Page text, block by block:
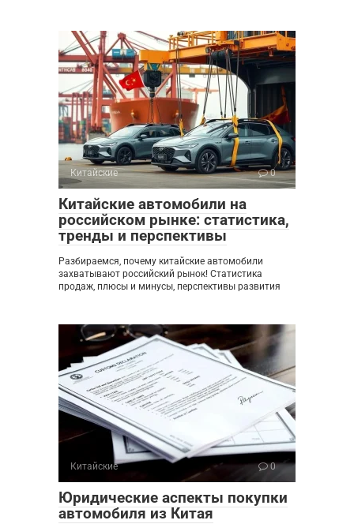
Китайские 0
Китайские автомобили на
российском рынке: статистика,
тренды и перспективы
Разбираемся, почему китайские автомобили
захватывают российский рынок! Статистика
продаж, плюсы и минусы, перспективы развития
Китайские 0
Юридические аспекты покупки
автомобиля из Китая